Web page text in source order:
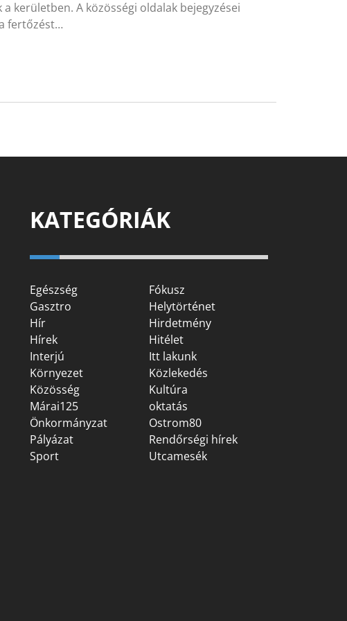
kerületben. A közösségi oldalak bejegyzései
fertőzést…
KATEGÓRIÁK
Egészség
Fókusz
Gasztro
Helytörténet
Hír
Hirdetmény
Hírek
Hitélet
Interjú
Itt lakunk
Környezet
Közlekedés
Közösség
Kultúra
Márai125
oktatás
Önkormányzat
Ostrom80
Pályázat
Rendőrségi hírek
Sport
Utcamesék